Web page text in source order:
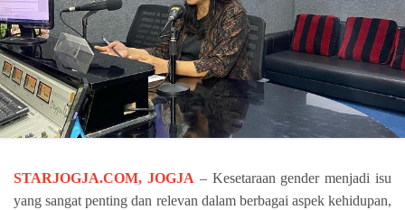
STARJOGJA.COM, JOGJA– Kesetaraan gender menjadi isu
yang sangat penting dan relevan dalam berbagai aspek kehidupan,